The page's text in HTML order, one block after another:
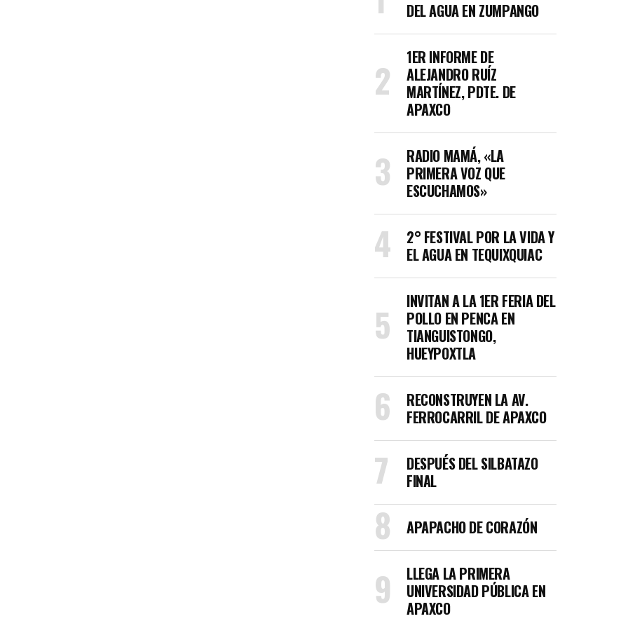
DEL AGUA EN ZUMPANGO
1ER INFORME DE
ALEJANDRO RUÍZ
MARTÍNEZ, PDTE. DE
APAXCO
RADIO MAMÁ, «LA
PRIMERA VOZ QUE
ESCUCHAMOS»
2° FESTIVAL POR LA VIDA Y
EL AGUA EN TEQUIXQUIAC
INVITAN A LA 1ER FERIA DEL
POLLO EN PENCA EN
TIANGUISTONGO,
HUEYPOXTLA
RECONSTRUYEN LA AV.
FERROCARRIL DE APAXCO
DESPUÉS DEL SILBATAZO
FINAL
APAPACHO DE CORAZÓN
LLEGA LA PRIMERA
UNIVERSIDAD PÚBLICA EN
APAXCO